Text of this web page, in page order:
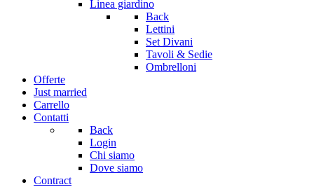
Linea giardino
Back
Lettini
Set Divani
Tavoli & Sedie
Ombrelloni
Offerte
Just married
Carrello
Contatti
Back
Login
Chi siamo
Dove siamo
Contract